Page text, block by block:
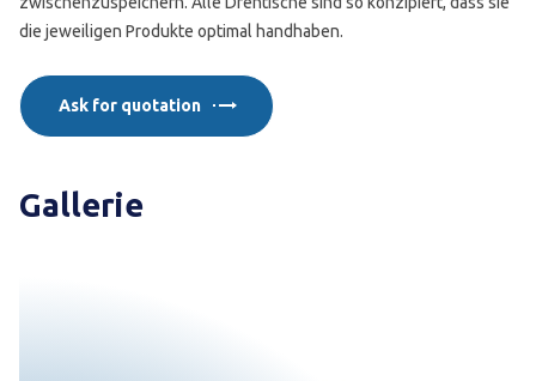
die jeweiligen Produkte optimal handhaben.
Ask for quotation
Gallerie